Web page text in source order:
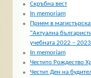
Скръбна вест
In memoriam
Прием в
“Актуална
учебната 2022 – 2023
In memoriam
Честито Рождество
Честит Ден на